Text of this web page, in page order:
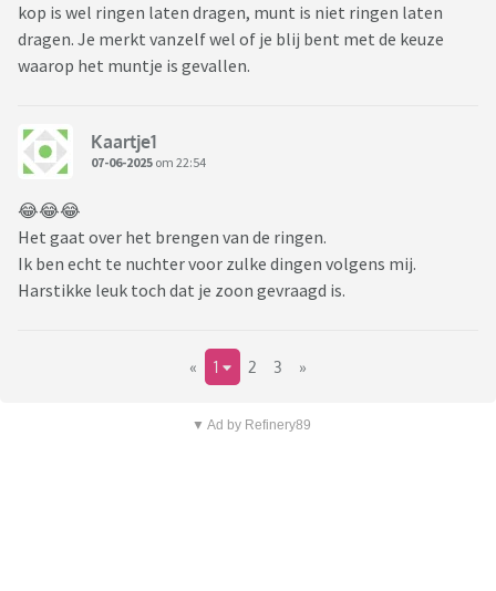
kop is wel ringen laten dragen, munt is niet ringen laten
dragen. Je merkt vanzelf wel of je blij bent met de keuze
waarop het muntje is gevallen.
Kaartje1
07-06-2025 om 22:54
😂😂😂
Het gaat over het brengen van de ringen.
Ik ben echt te nuchter voor zulke dingen volgens mij.
Harstikke leuk toch dat je zoon gevraagd is.
« 1 2 3 »
▼ Ad by Refinery89